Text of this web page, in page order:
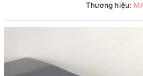
Thương hiệu: